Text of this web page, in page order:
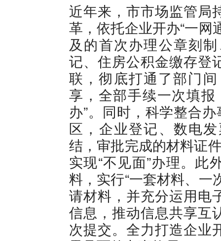
近年来，市市场监管局
革，依托企业开办“一网
及的首次办理公章刻
记、住房公积金缴存登
联，彻底打通了部门
享，全部手续一次填
办”。同时，科学整合
区，企业登记、数电
结，审批完成的材料证
实现“不见面”办理。此
料，实行“一套材料、一
请材料，并充分运用电
信息，推动信息共享互
次提交。全力打造企业